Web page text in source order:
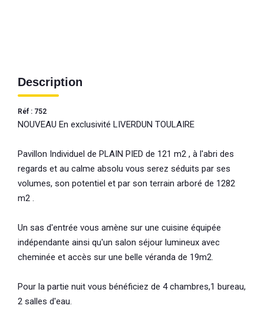
Description
Réf : 752
NOUVEAU En exclusivité LIVERDUN TOULAIRE
Pavillon Individuel de PLAIN PIED de 121 m2 , à l'abri des
regards et au calme absolu vous serez séduits par ses
volumes, son potentiel et par son terrain arboré de 1282
m2 .
Un sas d'entrée vous amène sur une cuisine équipée
indépendante ainsi qu'un salon séjour lumineux avec
cheminée et accès sur une belle véranda de 19m2.
Pour la partie nuit vous bénéficiez de 4 chambres,1 bureau,
2 salles d'eau.